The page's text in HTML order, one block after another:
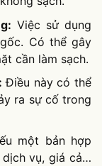
Việc sử dụng
Có thể gây
cần làm sạch.
Điều này có thể
ra sự cố trong
một bản hợp
vụ, giá cả…